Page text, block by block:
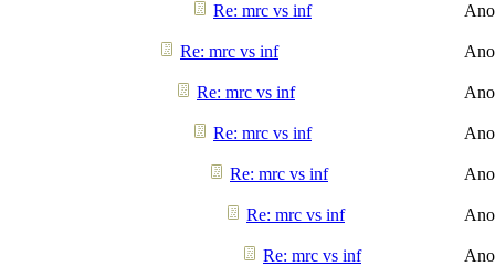
Re: mrc vs inf
Re: mrc vs inf
Re: mrc vs inf
Re: mrc vs inf
Re: mrc vs inf
Re: mrc vs inf
Re: mrc vs inf